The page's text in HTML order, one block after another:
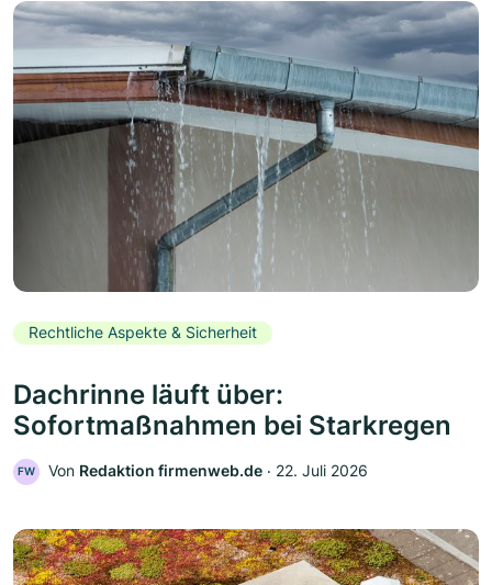
Rechtliche Aspekte & Sicherheit
Dachrinne läuft über:
Sofortmaßnahmen bei Starkregen
FW Von Redaktion firmenweb.de ‧ 22. Juli 2026